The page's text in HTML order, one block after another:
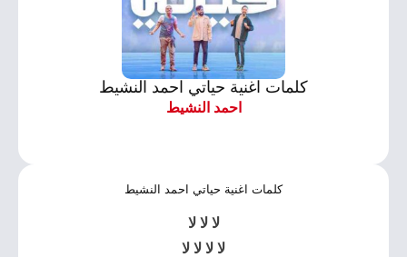
كلمات اغنية حياتي احمد النشيط
احمد النشيط
كلمات اغنية حياتي احمد النشيط
لا لا لا
لا لا لا لا